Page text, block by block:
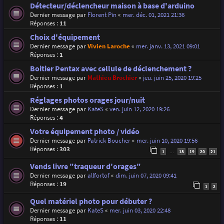
Détecteur/déclencheur maison à base d'arduino
Dernier message par Florent Pin« mer. déc. 01, 2021 21:36
Réponses : 11
Choix d'équipement
Dernier message parVivien Laroche« mer. janv. 13, 2021 09:01
Réponses : 1
Boitier Pentax avec cellule de déclenchement ?
Dernier message par Mathieu Brochier« jeu. juin 25, 2020 19:25
Réponses : 1
Réglages photos orages jour/nuit
Dernier message par KateS« ven. juin 12, 2020 19:26
Réponses :4
Votre équipement photo / vidéo
Dernier message par Patrick Boucher« mer. juin 10, 2020 19:56
Réponses :303 1 18 19 20 21
Vends livre "traqueur d'orages"
Dernier message parallfortof« dim. juin 07, 2020 09:41
Réponses : 19 1 2
Quel matériel photo pour débuter ?
Dernier message par KateS« mer. juin 03, 2020 22:48
Réponses : 11